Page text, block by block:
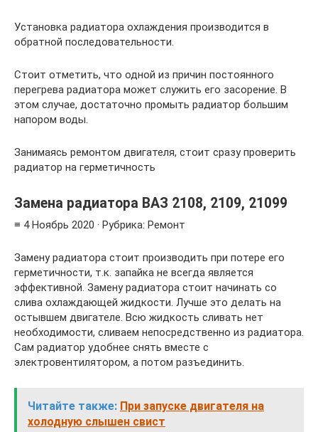
Установка радиатора охлаждения производится в
обратной последовательности.
Стоит отметить, что одной из причин постоянного
перегрева радиатора может служить его засорение. В
этом случае, достаточно промыть радиатор большим
напором воды.
Занимаясь ремонтом двигателя, стоит сразу проверить
радиатор на герметичность
Замена радиатора ВАЗ 2108, 2109, 21099
≡ 4 Ноябрь 2020 · Рубрика: Ремонт
Замену радиатора стоит производить при потере его
герметичности, т.к. запайка не всегда является
эффективной. Замену радиатора стоит начинать со
слива охлаждающей жидкости. Лучше это делать на
остывшем двигателе. Всю жидкость сливать нет
необходимости, сливаем непосредственно из радиатора.
Сам радиатор удобнее снять вместе с
электровентилятором, а потом разъединить.
Читайте также: При запуске двигателя на
холодную слышен свист